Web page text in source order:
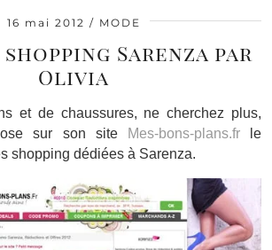
16 mai 2012 MODE
Sarenza par
Olivia
et de chaussures, ne cherchez plus,
sur son site
Mes-bons-plans.frle
shopping dédiées à Sarenza.